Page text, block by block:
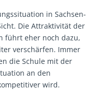
in Sachsen-
Die Attraktivität der
führt eher noch dazu,
verschärfen. Immer
die Schule mit der
an den
wird.